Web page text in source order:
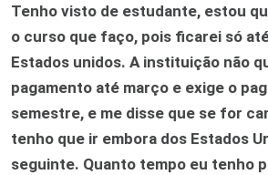
Tenho visto de estudante, estou
o curso que faço, pois ficarei só
Estados unidos. A instituição não
pagamento até março e exige o
semestre, e me disse que se for
tenho que ir embora dos Estados
seguinte. Quanto tempo eu tenho